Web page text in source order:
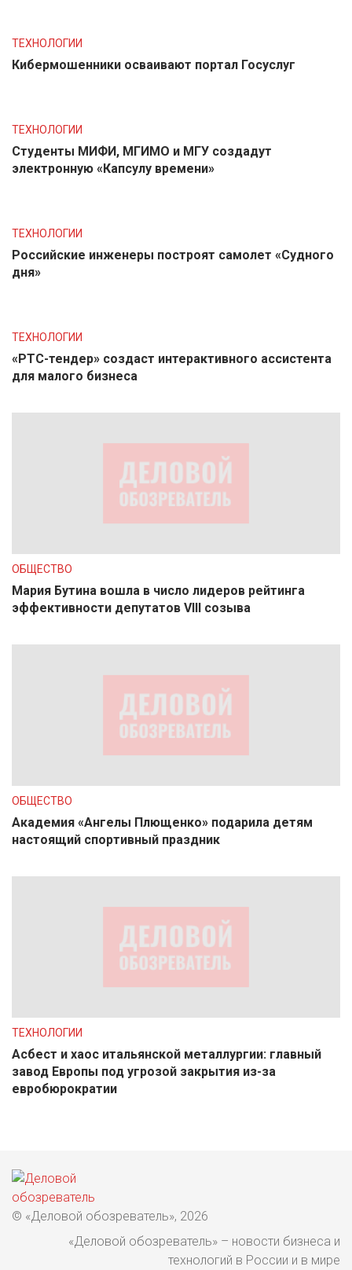
ТЕХНОЛОГИИ
Кибермошенники осваивают портал Госуслуг
ТЕХНОЛОГИИ
Студенты МИФИ, МГИМО и МГУ создадут
электронную «Капсулу времени»
ТЕХНОЛОГИИ
Российские инженеры построят самолет «Судного
дня»
ТЕХНОЛОГИИ
«РТС-тендер» создаст интерактивного ассистента
для малого бизнеса
ОБЩЕСТВО
Мария Бутина вошла в число лидеров рейтинга
эффективности депутатов VIII созыва
ОБЩЕСТВО
Академия «Ангелы Плющенко» подарила детям
настоящий спортивный праздник
ТЕХНОЛОГИИ
Асбест и хаос итальянской металлургии: главный
завод Европы под угрозой закрытия из-за
евробюрократии
© «Деловой обозреватель», 2026
«Деловой обозреватель» – новости бизнеса и
технологий в России и в мире